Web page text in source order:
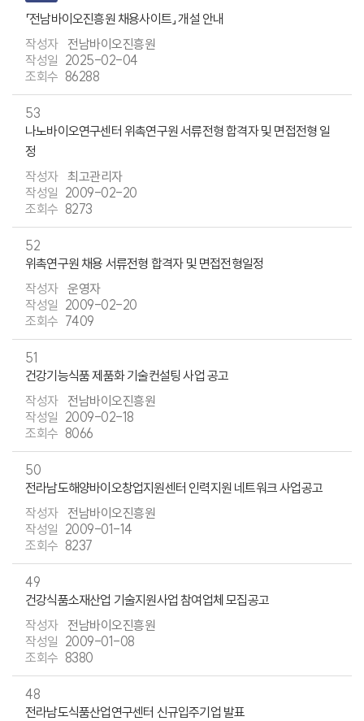
「전남바이오진흥원 채용사이트」 개설 안내
전남바이오진흥원
2025-02-04
86288
53
나노바이오연구센터 위촉연구원 서류전형 합격자 및 면접전형 일
정
최고관리자
2009-02-20
8273
52
위촉연구원 채용 서류전형 합격자 및 면접전형일정
운영자
2009-02-20
7409
51
건강기능식품 제품화 기술컨설팅 사업 공고
전남바이오진흥원
2009-02-18
8066
50
전라남도해양바이오창업지원센터 인력지원 네트워크 사업공고
전남바이오진흥원
2009-01-14
8237
49
건강식품소재산업 기술지원사업 참여업체 모집공고
전남바이오진흥원
2009-01-08
8380
48
전라남도식품산업연구센터 신규입주기업 발표